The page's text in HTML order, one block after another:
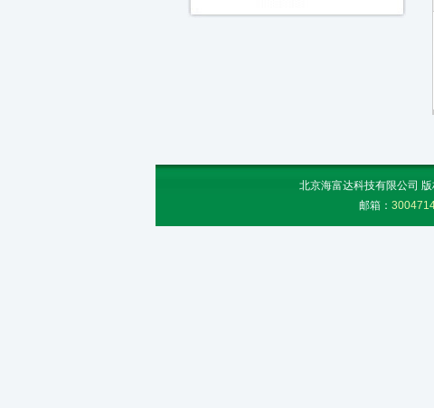
北京海富达科技有限公司
邮箱：